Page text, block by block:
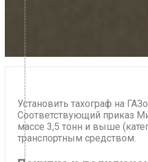
Установить тахограф на
Соответствующий приказ
массе 3,5 тонн и выше
транспортным средством.